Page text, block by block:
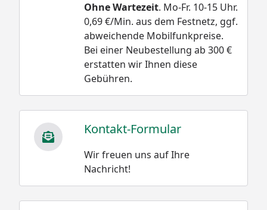
Ohne Wartezeit. Mo-Fr. 10-15 Uhr.
0,69 €/Min. aus dem Festnetz, ggf.
abweichende Mobilfunkpreise.
Bei einer Neubestellung ab 300 €
erstatten wir Ihnen diese
Gebühren.
Kontakt-Formular
Wir freuen uns auf Ihre
Nachricht!